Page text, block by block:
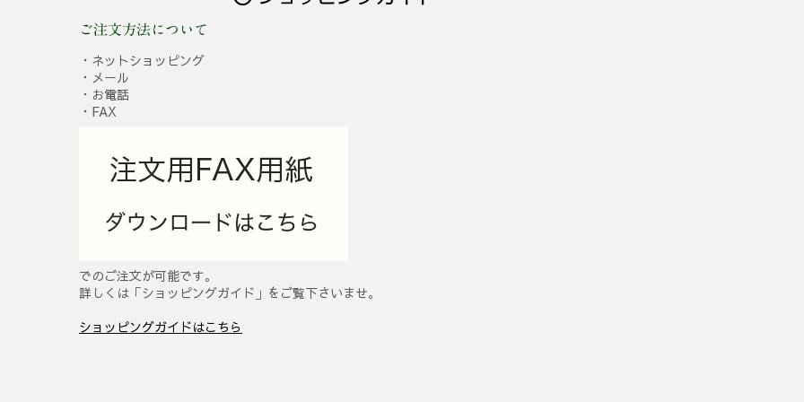
ご注文方法について
・ネットショッピング
・メール
・お電話
・FAX
でのご注文が可能です。
詳しくは「ショッピングガイド」をご覧下さいませ。
ショッピングガイドはこちら